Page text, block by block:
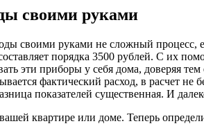
своими руками
своими руками не сложный
порядка 3500 рублей. С их
эти приборы у себя дома, доверяя
фактический расход, в расчет
показателей существенная. И
квартире или доме. Теперь